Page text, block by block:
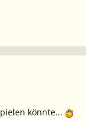
könnte...